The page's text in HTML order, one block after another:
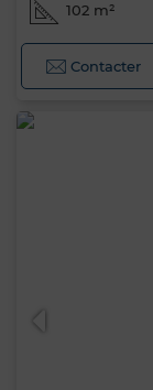
102 m²
Contacter